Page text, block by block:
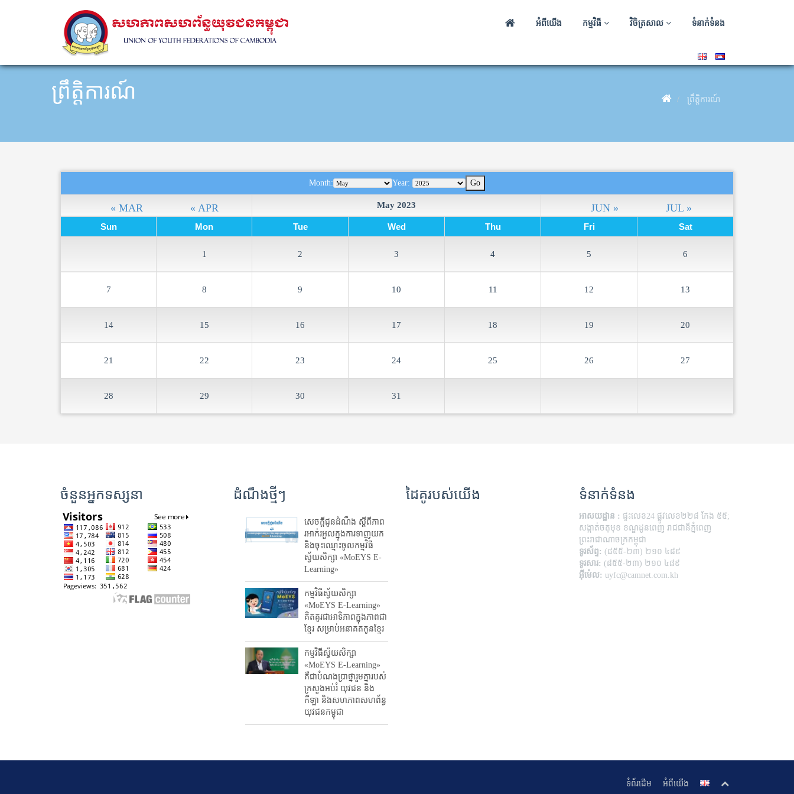
អំពីយើង កម្មវិធី វិចិត្រសាល ទំនាក់ទំនង
ព្រឹត្តិការណ៍ ព្រឹត្តិការណ៍
Month: Year:
« MAR « APR May 2023 JUN » JUL »
Sun Mon Tue Wed Thu Fri Sat
1 2 3 4 5 6
7 8 9 10 11 12 13
14 15 16 17 18 19 20
21 22 23 24 25 26 27
28 29 30 31
ចំនួនអ្នកទស្សនា ដំណឹងថ្មីៗ
សេចក្តីជូនដំណឹង ស្តី​ពីភាព​
រអាក់រអួល​ក្នុងការ​ទាញ​យក
និង​ចុះ​ឈ្មោះ​ចូល​កម្មវិធី​
ស្វ័យសិក្សា «MoEYS E-
Learning»
កម្មវិធីស្វ័យសិក្សា
«MoEYS E-Learning»
គិតគូរជាអាទិភាពក្នុងភាពជា
ខ្មែរ សម្រាប់អនាគតកូនខ្មែរ
កម្មវិធីស្វ័យសិក្សា
«MoEYS E-Learning»
គឺជាបំណងប្រាថ្នារួមគ្នារបស់
ក្រសួងអប់រំ​ យុវជន និង
កីឡា និងសហភាពសហព័ន្ធ
យុវជនកម្ពុជា
ដៃគូរបស់យើង ទំនាក់ទំនង
អាសយដ្ឋាន : ផ្ទះលេខ24 ផ្លូវលេខ២២៨ កែង ៥៥;
សង្កាត់ចតុមុខ ខណ្ឌដូនពេញ រាជជានីភ្នំពេញ
ព្រះរាជាណាចក្រកម្ពុជា
ទូរស័ព្ទ: (៨៥៥-២៣) ២១០ ៤៨៩
ទូរសារ: (៨៥៥-២៣) ២១០ ៤៨៩
អ៊ីម៉េល: uyfc@camnet.com.kh
ទំព័រដើម អំពីយើង